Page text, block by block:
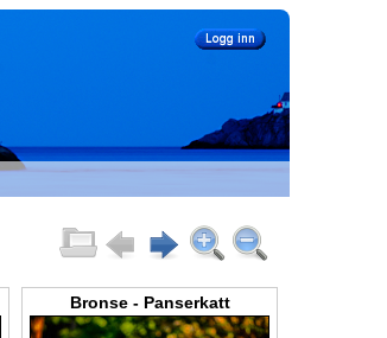
Bronse - Panserkatt